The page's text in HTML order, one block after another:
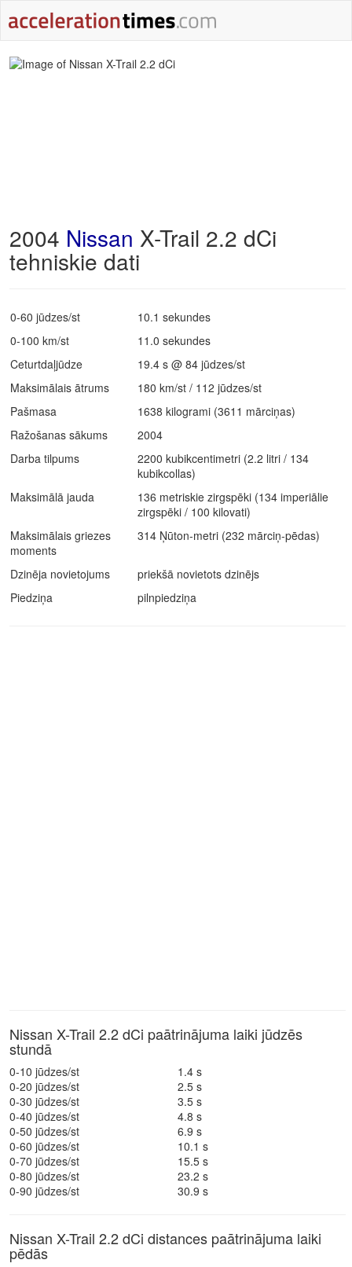
2004 Nissan X-Trail 2.2 dCi
tehniskie dati
0-60 jūdzes/st
10.1 sekundes
0-100 km/st
11.0 sekundes
Ceturtdaļjūdze
19.4 s @ 84 jūdzes/st
Maksimālais ātrums
180 km/st / 112 jūdzes/st
Pašmasa
1638 kilogrami (3611 mārciņas)
Ražošanas sākums
2004
Darba tilpums
2200 kubikcentimetri (2.2 litri / 134
kubikcollas)
Maksimālā jauda
136 metriskie zirgspēki (134 imperiālie
zirgspēki / 100 kilovati)
Maksimālais griezes
moments
314 Ņūton-metri (232 mārciņ-pēdas)
Dzinēja novietojums
priekšā novietots dzinējs
Piedziņa
pilnpiedziņa
Nissan X-Trail 2.2 dCi paātrinājuma laiki jūdzēs
stundā
0-10 jūdzes/st
1.4 s
0-20 jūdzes/st
2.5 s
0-30 jūdzes/st
3.5 s
0-40 jūdzes/st
4.8 s
0-50 jūdzes/st
6.9 s
0-60 jūdzes/st
10.1 s
0-70 jūdzes/st
15.5 s
0-80 jūdzes/st
23.2 s
0-90 jūdzes/st
30.9 s
Nissan X-Trail 2.2 dCi distances paātrinājuma laiki
pēdās